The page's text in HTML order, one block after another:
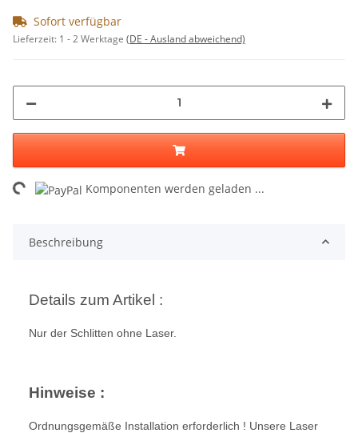
Sofort verfügbar
Lieferzeit: 1 - 2 Werktage (DE - Ausland abweichend)
Loading... Komponenten werden geladen ...
Beschreibung
Details zum Artikel :
Nur der Schlitten ohne Laser.
Hinweise :
Ordnungsgemäße Installation erforderlich ! Unsere Laser